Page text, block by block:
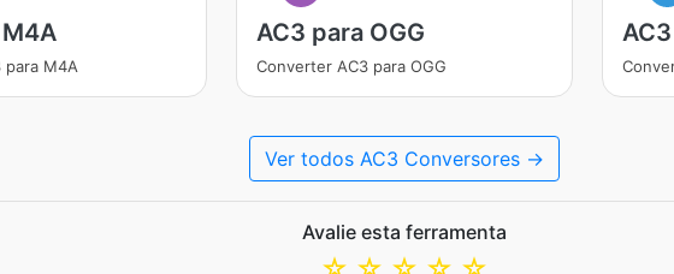
para M4A
AC3 para OGG
Converter AC3 para OGG
Ver todos AC3 Conversores →
Avalie esta ferramenta